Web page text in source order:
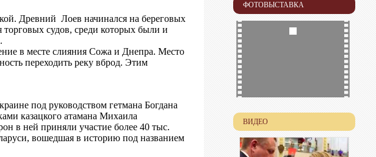
Древний Лоев начинался на береговых
судов, среди которых были и
в месте слияния Сожа и Днепра. Место
переходить реку вброд. Этим
под руководством гетмана Богдана
казацкого атамана Михаила
в ней приняли участие более 40 тыс.
вошедшая в историю под названием
Пароль
ФОТОВЫСТАВКА
ВИДЕО